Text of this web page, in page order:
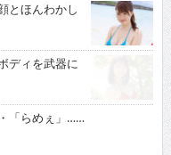
とほんわかし
ディを武器に
「らめぇ」……